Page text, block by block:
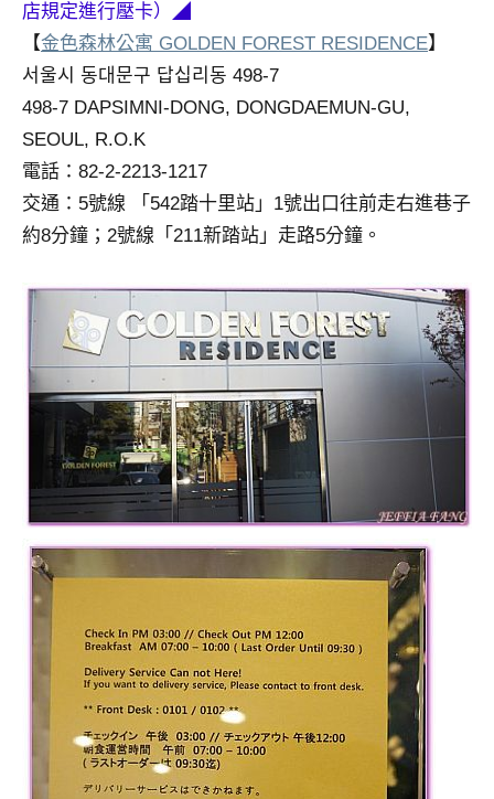
企
業
講
落
客
及
旅
誌
專
作
達
人
對
象。
店規定進行壓卡）◢
【金色森林公寓 GOLDEN FOREST RESIDENCE】
서울시 동대문구 답십리동 498-7
498-7 DAPSIMNI-DONG, DONGDAEMUN-GU,
SEOUL, R.O.K
電話：82-2-2213-1217
交通：5號線 「542踏十里站」1號出口往前走右進巷子
約8分鐘；2號線「211新踏站」走路5分鐘。